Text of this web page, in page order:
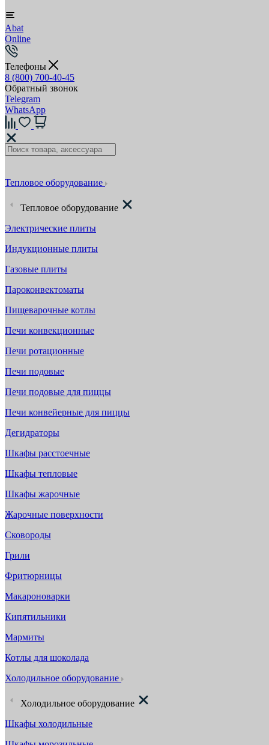
Abat
Online
Телефоны
8 (800) 700-40-45
Обратный звонок
Telegram
WhatsApp
Тепловое оборудование
Тепловое оборудование
Электрические плиты
Индукционные плиты
Газовые плиты
Пароконвектоматы
Пищеварочные котлы
Печи конвекционные
Печи ротационные
Печи подовые
Печи подовые для пиццы
Печи конвейерные для пиццы
Дегидраторы
Шкафы расстоечные
Шкафы тепловые
Шкафы жарочные
Жарочные поверхности
Сковороды
Грили
Фритюрницы
Макароноварки
Кипятильники
Мармиты
Котлы для шоколада
Холодильное оборудование
Холодильное оборудование
Шкафы холодильные